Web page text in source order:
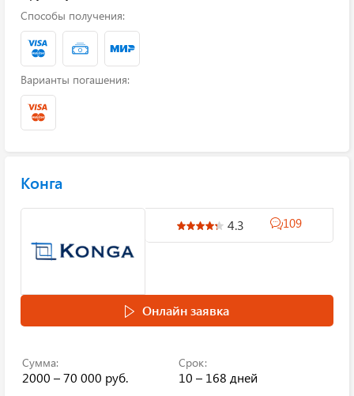
Способы получения:
Варианты погашения:
Конга
4.3 109
Онлайн заявка
Сумма:
2000 – 70 000 руб.
Срок:
10 – 168 дней